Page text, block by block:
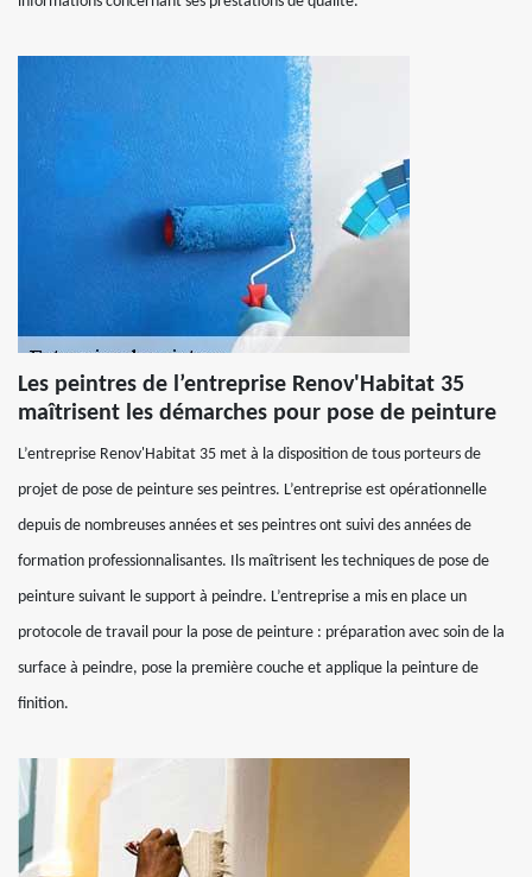
Les peintres de l’entreprise Renov'Habitat 35
maîtrisent les démarches pour pose de peinture
L’entreprise Renov'Habitat 35 met à la disposition de tous porteurs de
projet de pose de peinture ses peintres. L’entreprise est opérationnelle
depuis de nombreuses années et ses peintres ont suivi des années de
formation professionnalisantes. Ils maîtrisent les techniques de pose de
peinture suivant le support à peindre. L’entreprise a mis en place un
protocole de travail pour la pose de peinture : préparation avec soin de la
surface à peindre, pose la première couche et applique la peinture de
finition.